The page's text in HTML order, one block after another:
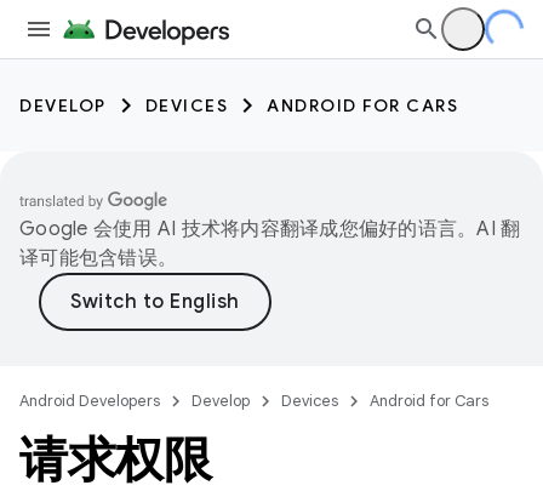
DEVELOP DEVICES ANDROID FOR CARS
Google 会使用 AI 技术将内容翻译成您偏好的语言。AI 翻
译可能包含错误。
Android Developers Develop Devices Android for Cars
请求权限